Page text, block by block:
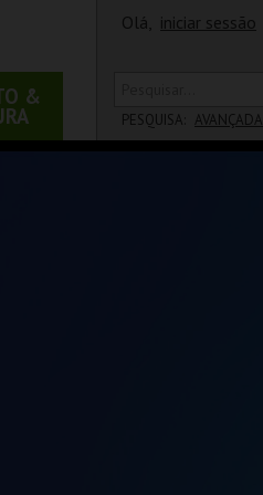
&
Olá, iniciar sessão
PESQUISA: AVANÇADA